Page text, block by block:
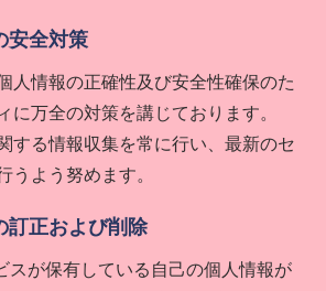
安全対策
人情報の正確性及び安全性確保のた
に万全の対策を講じております。
する情報収集を常に行い、最新のセ
うよう努めます。
訂正および削除
スが保有している自己の個人情報が